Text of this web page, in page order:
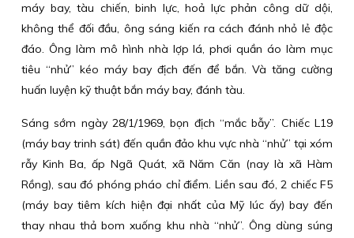
máy bay, tàu chiến, binh lực, hoả lực phản công dữ dội,
không thể đối đầu, ông sáng kiến ra cách đánh nhỏ lẻ độc
đáo. Ông làm mô hình nhà lợp lá, phơi quần áo làm mục
tiêu “nhử” kéo máy bay địch đến để bắn. Và tăng cường
huấn luyện kỹ thuật bắn máy bay, đánh tàu.
Sáng sớm ngày 28/1/1969, bọn địch “mắc bẫy”. Chiếc L19
(máy bay trinh sát) đến quần đảo khu vực nhà “nhử” tại xóm
rẫy Kinh Ba, ấp Ngã Quát, xã Năm Căn (nay là xã Hàm
Rồng), sau đó phóng pháo chỉ điểm. Liền sau đó, 2 chiếc F5
(máy bay tiêm kích hiện đại nhất của Mỹ lúc ấy) bay đến
thay nhau thả bom xuống khu nhà “nhử”. Ông dùng súng